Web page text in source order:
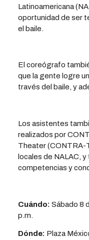
Latinoamericana
oportunidad de ser
el baile.
El coreógrafo
que la gente logre
través del baile, y
Los asistentes
realizados por
Theater (CONTRA-
locales de NALAC,
competencias y
Cuándo: Sábado 8
p.m.
Dónde: Plaza